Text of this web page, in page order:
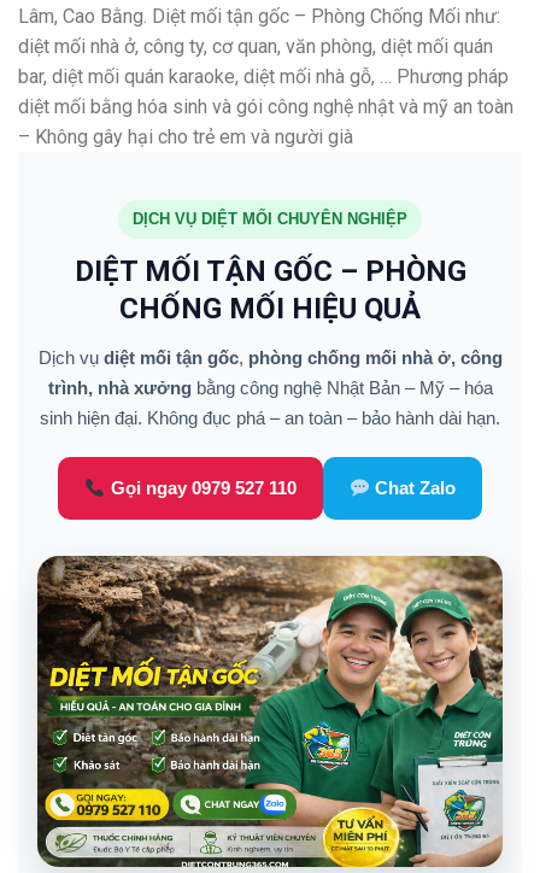
Lâm, Cao Bằng. Diệt mối tận gốc – Phòng Chống Mối như:
diệt mối nhà ở, công ty, cơ quan, văn phòng, diệt mối quán
bar, diệt mối quán karaoke, diệt mối nhà gỗ, … Phương pháp
diệt mối bằng hóa sinh và gói công nghệ nhật và mỹ an toàn
– Không gây hại cho trẻ em và người già
DỊCH VỤ DIỆT MỐI CHUYÊN NGHIỆP
DIỆT MỐI TẬN GỐC – PHÒNG
CHỐNG MỐI HIỆU QUẢ
Dịch vụ diệt mối tận gốc, phòng chống mối nhà ở, công
trình, nhà xưởngbằng công nghệ Nhật Bản – Mỹ – hóa
sinh hiện đại. Không đục phá – an toàn – bảo hành dài hạn.
Gọi ngay 0979 527 110 Chat Zalo